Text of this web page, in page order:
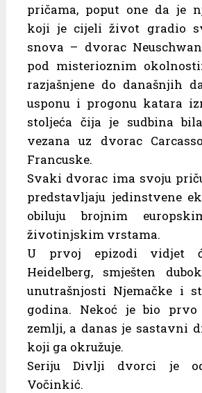
pričama, poput one da je
koji je cijeli život gradio
snova – dvorac
pod misterioznim
razjašnjene do današnjih
usponu i progonu katara
stoljeća čija je sudbina
vezana uz dvorac
Francuske.
Svaki dvorac ima svoju
predstavljaju jedinstvene
obiluju brojnim
životinjskim vrstama.
U prvoj epizodi vidjet
Heidelberg, smješten
unutrašnjosti Njemačke i
godina. Nekoć je bio
zemlji, a danas je sastavni
koji ga okružuje.
Seriju Divlji dvorci je
Vočinkić.